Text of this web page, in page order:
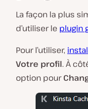
La façon la plus
d’utiliser le plugin
Pour l’utiliser,
Votre profil. À
option pour